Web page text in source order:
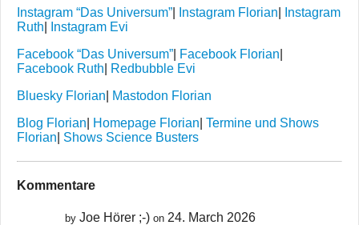
Instagram “Das Universum”
Instagram Florian
Instagram
Ruth
Instagram Evi
Facebook “Das Universum” Facebook Florian
Facebook Ruth
Redbubble Evi
Bluesky Florian
Mastodon Florian
Blog Florian
Homepage Florian Termine und Shows
Florian Shows Science Busters
Kommentare
by Joe Hörer ;-) on 24. March 2026